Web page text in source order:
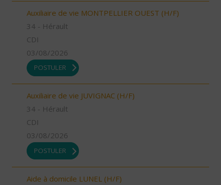
Auxiliaire de vie MONTPELLIER OUEST (H/F)
34 - Hérault
CDI
03/08/2026
POSTULER
Auxiliaire de vie JUVIGNAC (H/F)
34 - Hérault
CDI
03/08/2026
POSTULER
Aide à domicile LUNEL (H/F)